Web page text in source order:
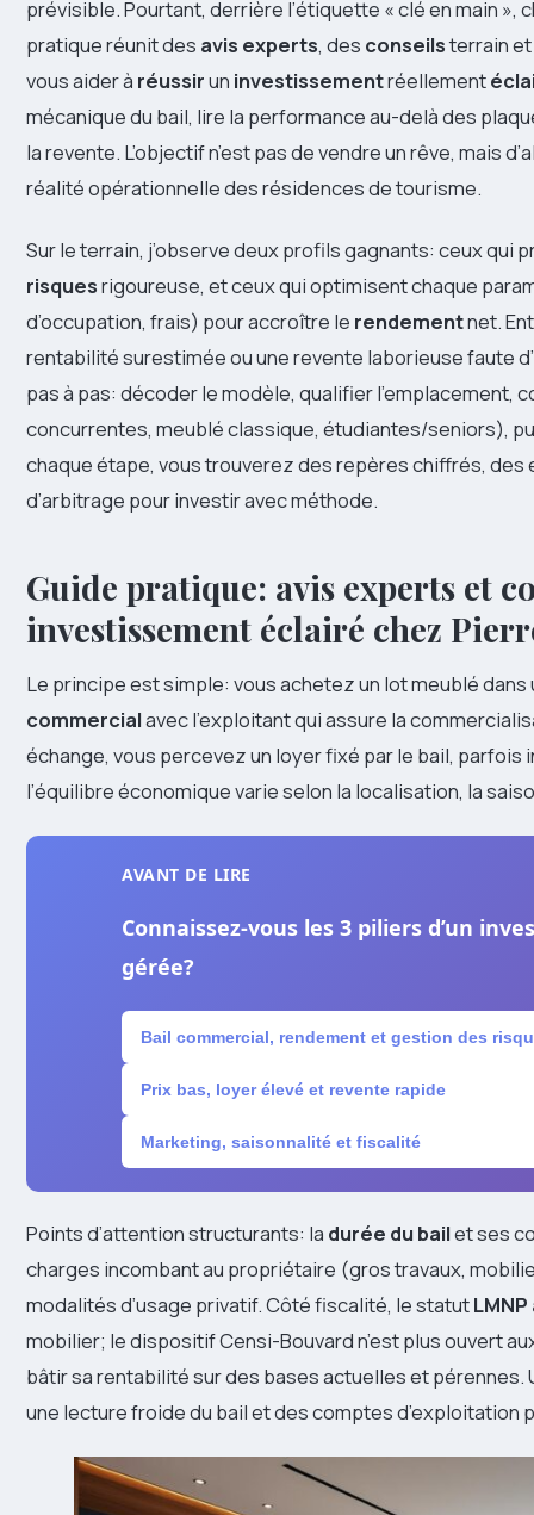
prévisible. Pourtant, derrière l’étiquette « clé en main »,
pratique réunit des avis experts, des conseilsterrain et
vous aider à réussirun investissementréellement
mécanique du bail, lire la performance au-delà des
la revente. L’objectif n’est pas de vendre un rêve, mais
réalité opérationnelle des résidences de tourisme.
Sur le terrain, j’observe deux profils gagnants: ceux qui
risquesrigoureuse, et ceux qui optimisent chaque
d’occupation, frais) pour accroître le rendementnet.
rentabilité surestimée ou une revente laborieuse faute
pas à pas: décoder le modèle, qualifier l’emplacement,
concurrentes, meublé classique, étudiantes/seniors),
chaque étape, vous trouverez des repères chiffrés,
d’arbitrage pour investir avec méthode.
Guide pratique: avis experts et
investissement éclairé chez
Le principe est simple: vous achetez un lot meublé
commercialavec l’exploitant qui assure la
échange, vous percevez un loyer fixé par le bail,
l’équilibre économique varie selon la localisation, la
AVANT DE LIRE
Connaissez-vous les 3 piliers d’un
gérée?
Bail commercial, rendement et gestion des
Prix bas, loyer élevé et revente rapide
Marketing, saisonnalité et fiscalité
Points d’attention structurants: la durée du bailet ses
charges incombant au propriétaire (gros travaux,
modalités d’usage privatif. Côté fiscalité, le statut
mobilier; le dispositif Censi-Bouvard n’est plus ouvert
bâtir sa rentabilité sur des bases actuelles et
une lecture froide du bail et des comptes d’exploitation